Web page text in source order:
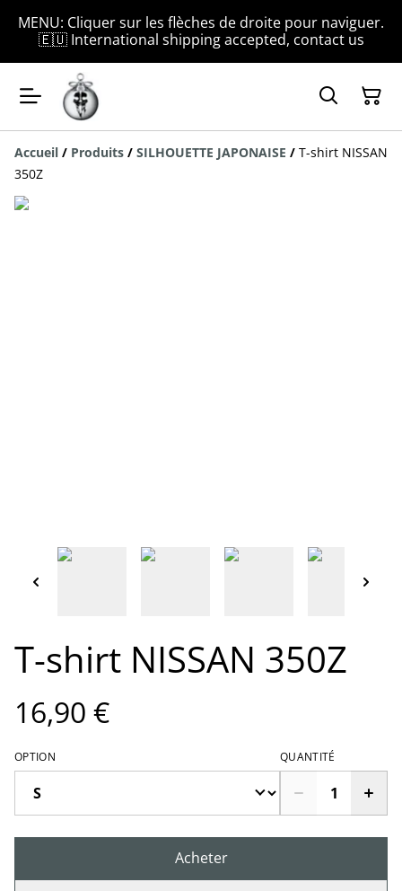
MENU: Cliquer sur les flèches de droite pour naviguer.
🇪🇺 International shipping accepted, contact us
Accueil / Produits / SILHOUETTE JAPONAISE / T-shirt NISSAN
350Z
T-shirt NISSAN 350Z
16,90 €
OPTION QUANTITÉ
Acheter